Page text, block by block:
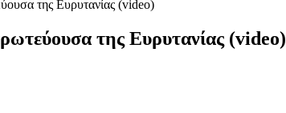
της Ευρυτανίας (video)
της Ευρυτανίας (video)